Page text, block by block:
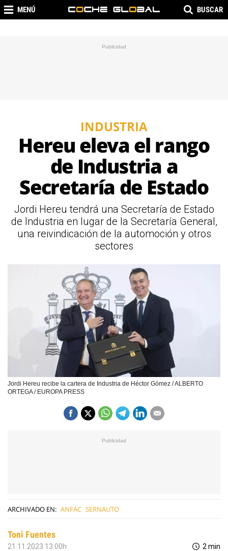
MENÚ BUSCAR
INDUSTRIA
Hereu eleva el rango
de Industria a
Secretaría de Estado
Jordi Hereu tendrá una Secretaría de Estado
de Industria en lugar de la Secretaría General,
una reivindicación de la automoción y otros
sectores
Jordi Hereu recibe la cartera de Industria de Héctor Gómez / ALBERTO
ORTEGA / EUROPA PRESS
ARCHIVADO EN: ANFAC SERNAUTO
Toni Fuentes
21.11.2023 13:00h 2 min